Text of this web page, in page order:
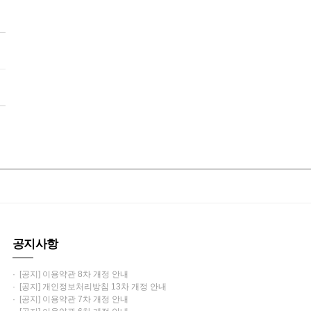
공지사항
· [공지] 이용약관 8차 개정 안내
· [공지] 개인정보처리방침 13차 개정 안내
· [공지] 이용약관 7차 개정 안내